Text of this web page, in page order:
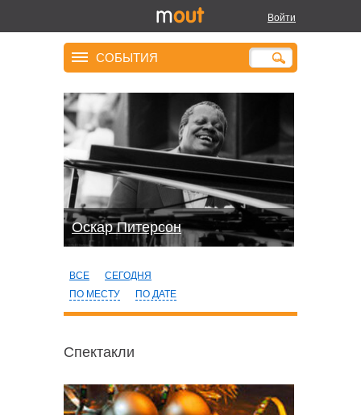
Войти
СОБЫТИЯ
Оскар Питерсон
ВСЕ
СЕГОДНЯ
ПО МЕСТУ
ПО ДАТЕ
Спектакли